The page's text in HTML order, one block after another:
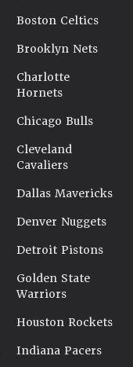
Boston Celtics
Brooklyn Nets
Charlotte
Hornets
Chicago Bulls
Cleveland
Cavaliers
Dallas Mavericks
Denver Nuggets
Detroit Pistons
Golden State
Warriors
Houston Rockets
Indiana Pacers